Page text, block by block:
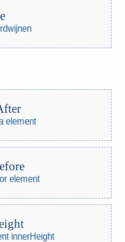
element
element
innerHeight